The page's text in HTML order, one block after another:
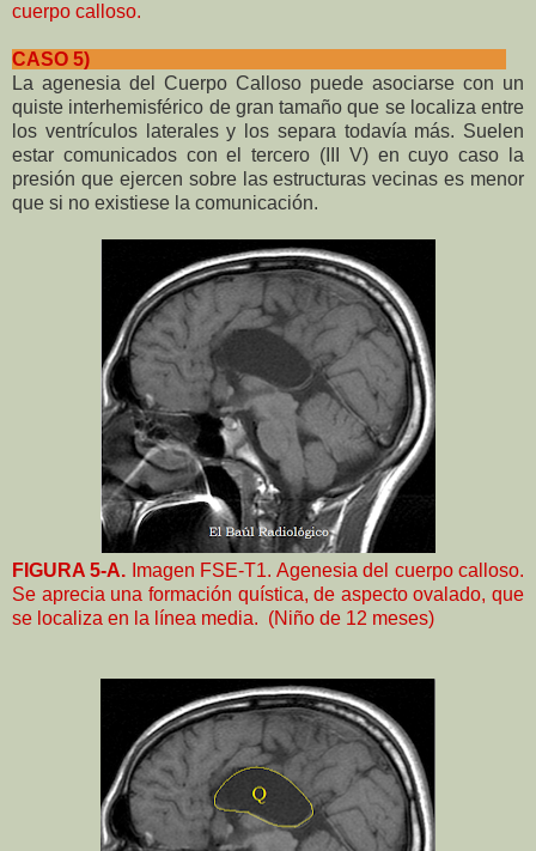
cuerpo calloso.
CASO 5)
La agenesia del Cuerpo Calloso puede asociarse con un
quiste interhemisférico de gran tamaño que se localiza entre
los ventrículos laterales y los separa todavía más. Suelen
estar comunicados con el tercero (III V) en cuyo caso la
presión que ejercen sobre las estructuras vecinas es menor
que si no existiese la comunicación.
FIGURA 5-A. Imagen FSE-T1. Agenesia del cuerpo calloso.
Se aprecia una formación quística, de aspecto ovalado, que
se localiza en la línea media. (Niño de 12 meses)